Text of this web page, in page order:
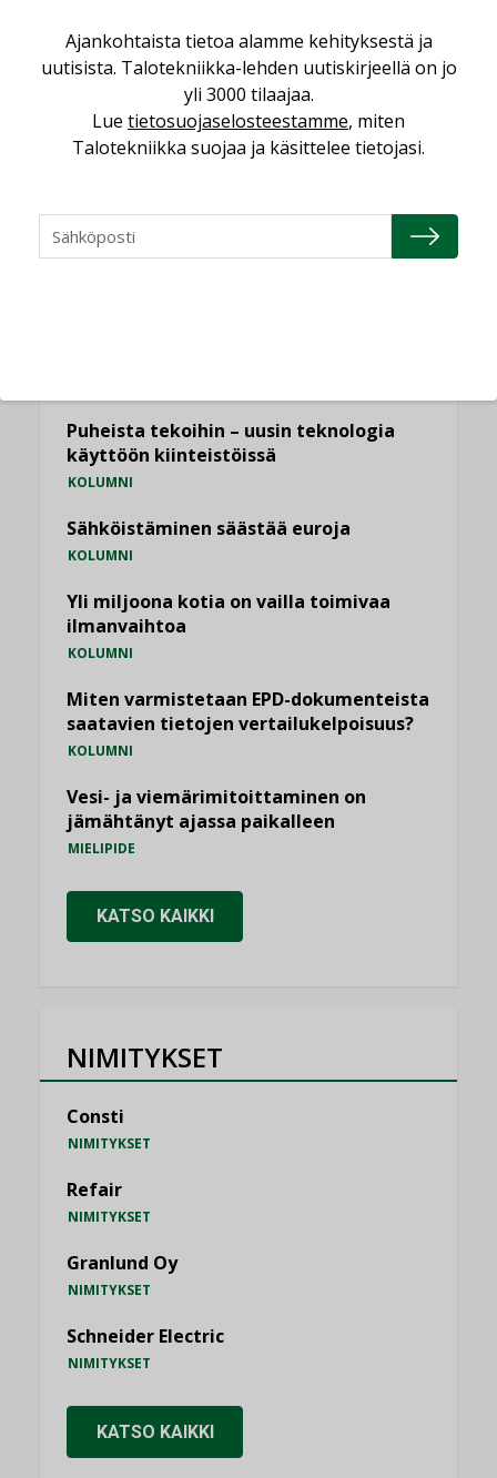
Puutteellinen eristys lisää lämpöhäviöitä
LEHDEN ARTIKKELIT
Kaivamattomat menetelmät
vakiinnuttavat asemansa taloyhtiöissä
KATSO KAIKKI
Puheista tekoihin – uusin teknologia
käyttöön kiinteistöissä
KOLUMNI
Sähköistäminen säästää euroja
KOLUMNI
Yli miljoona kotia on vailla toimivaa
ilmanvaihtoa
KOLUMNI
Miten varmistetaan EPD-dokumenteista
saatavien tietojen vertailukelpoisuus?
KOLUMNI
Vesi- ja viemärimitoittaminen on
jämähtänyt ajassa paikalleen
MIELIPIDE
KATSO KAIKKI
NIMITYKSET
Consti
NIMITYKSET
Refair
NIMITYKSET
Granlund Oy
NIMITYKSET
Schneider Electric
NIMITYKSET
KATSO KAIKKI
Ajankohtaista tietoa alamme kehityksestä ja
uutisista. Talotekniikka-lehden uutiskirjeellä on jo
yli 3000 tilaajaa.
Lue tietosuojaselosteestamme, miten
Talotekniikka suojaa ja käsittelee tietojasi.